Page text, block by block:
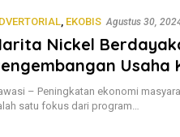
EKOBIS Agustus 30,
Nickel
Usaha
– Peningkatan ekonomi
satu fokus dari program…